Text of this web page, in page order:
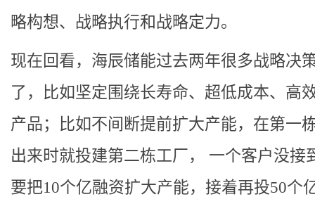
略构想、战略执行和战略定力。
现在回看，海辰储能过去两年很多战略决
了，比如坚定围绕长寿命、超低成本、高
产品；比如不间断提前扩大产能，在第一
出来时就投建第二栋工厂， 一个客户没接
要把10个亿融资扩大产能，接着再投50